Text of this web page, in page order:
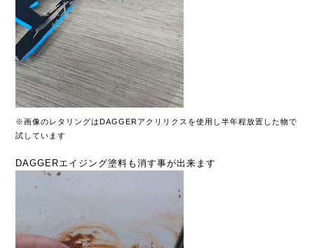
※画像のレタリングはDAGGERアクリリクスを使用し半年程放置した物で
試しています
DAGGERエイジング塗料も消す事が出来ます